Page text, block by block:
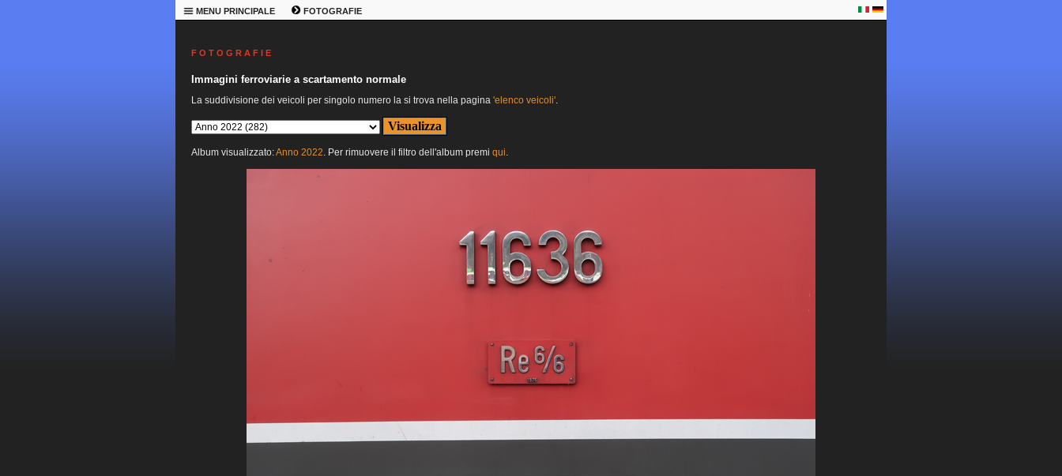
MENU PRINCIPALE FOTOGRAFIE
F O T O G R A F I E
Immagini ferroviarie a scartamento normale
La suddivisione dei veicoli per singolo numero la si trova nella pagina 'elenco veicoli'.
Album visualizzato:Anno 2022. Per rimuovere il filtro dell'album premi qui.